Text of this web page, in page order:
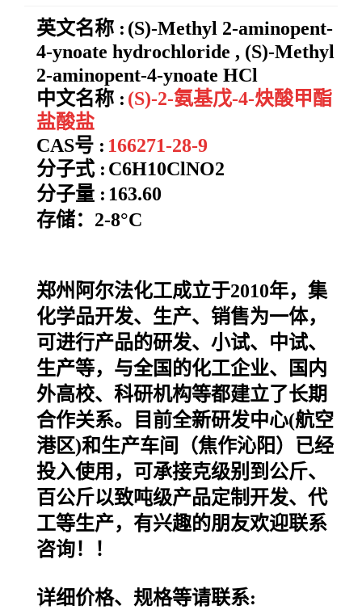
言英文名称 : (S)-Methyl 2-aminopent-
4-ynoate hydrochloride , (S)-Methyl
2-aminopent-4-ynoate HCl
中文名称 : (S)-2-氨基戊-4-炔酸甲酯
盐酸盐
CAS号 : 166271-28-9
分子式 : C6H10ClNO2
分子量 : 163.60
存储： 2-8°C
郑州阿尔法化工成立于2010年，集
化学品开发、生产、销售为一体，
可进行产品的研发、小试、中试、
生产等，与全国的化工企业、国内
外高校、科研机构等都建立了长期
合作关系。目前全新研发中心(航空
港区)和生产车间（焦作沁阳）已经
投入使用，可承接克级别到公斤、
百公斤以致吨级产品定制开发、代
工等生产，有兴趣的朋友欢迎联系
咨询！！
详细价格、规格等请联系: